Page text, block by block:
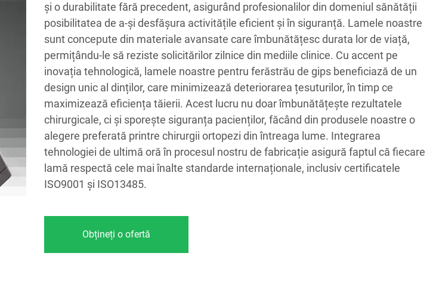
și o durabilitate fără precedent, asigurând profesionalilor din domeniul sănătății
posibilitatea de a-și desfășura activitățile eficient și în siguranță. Lamele noastre
sunt concepute din materiale avansate care îmbunătățesc durata lor de viață,
permițându-le să reziste solicitărilor zilnice din mediile clinice. Cu accent pe
inovația tehnologică, lamele noastre pentru ferăstrău de gips beneficiază de un
design unic al dinților, care minimizează deteriorarea țesuturilor, în timp ce
maximizează eficiența tăierii. Acest lucru nu doar îmbunătățește rezultatele
chirurgicale, ci și sporește siguranța pacienților, făcând din produsele noastre o
alegere preferată printre chirurgii ortopezi din întreaga lume. Integrarea
tehnologiei de ultimă oră în procesul nostru de fabricație asigură faptul că fiecare
lamă respectă cele mai înalte standarde internaționale, inclusiv certificatele
ISO9001 și ISO13485.
Obțineți o ofertă